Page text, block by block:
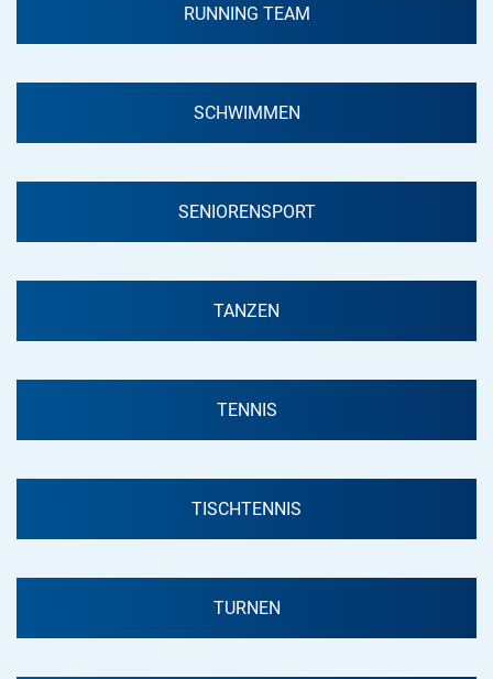
RUNNING TEAM
SCHWIMMEN
SENIORENSPORT
TANZEN
TENNIS
TISCHTENNIS
TURNEN